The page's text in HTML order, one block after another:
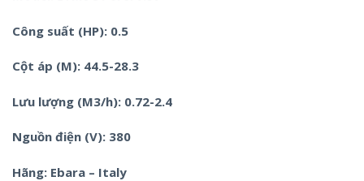
Công suất (HP): 0.5
Cột áp (M): 44.5-28.3
Lưu lượng (M3/h): 0.72-2.4
Nguồn điện (V): 380
Hãng: Ebara – Italy